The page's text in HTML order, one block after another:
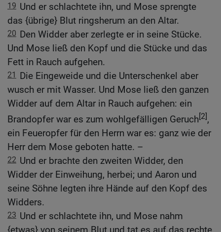
19 Und er schlachtete ihn, und Mose sprengte
das {übrige} Blut ringsherum an den Altar.
20 Den Widder aber zerlegte er in seine Stücke.
Und Mose ließ den Kopf und die Stücke und das
Fett in Rauch aufgehen.
21 Die Eingeweide und die Unterschenkel aber
wusch er mit Wasser. Und Mose ließ den ganzen
Widder auf dem Altar in Rauch aufgehen: ein
Brandopfer war es zum wohlgefälligen Geruch[2],
ein Feueropfer für den Herrn war es: ganz wie der
Herr dem Mose geboten hatte. –
22 Und er brachte den zweiten Widder, den
Widder der Einweihung, herbei; und Aaron und
seine Söhne legten ihre Hände auf den Kopf des
Widders.
23 Und er schlachtete ihn, und Mose nahm